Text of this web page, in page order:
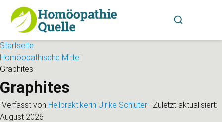
Startseite
Homöopathische Mittel
Graphites
Graphites
Verfasst von Heilpraktikerin Ulrike Schlüter · Zuletzt aktualisiert:
August 2026